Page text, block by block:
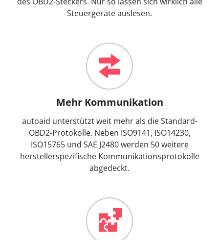
Steuergeräte auslesen.
Mehr Kommunikation
autoaid unterstützt weit mehr als die Standard-
OBD2-Protokolle. Neben ISO9141, ISO14230,
ISO15765 und SAE J2480 werden 50 weitere
herstellerspezifische Kommunikationsprotokolle
abgedeckt.